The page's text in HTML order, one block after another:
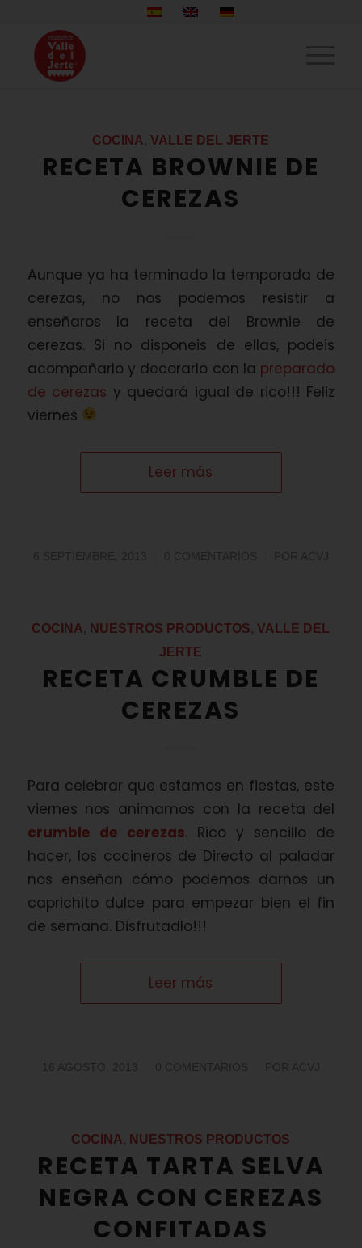
COCINA ,VALLE DEL JERTE
RECETA BROWNIE DE
CEREZAS
Aunque ya ha terminado la temporada de
cerezas, no nos podemos resistir a
enseñaros la receta del Brownie de
cerezas. Si no disponeis de ellas, podeis
acompañarlo y decorarlo con la preparado
de cerezas y quedará igual de rico!!! Feliz
viernes
Leer más
COCINA NUESTROS PRODUCTOS ,VALLE DEL
JERTE
RECETA CRUMBLE DE
CEREZAS
Para celebrar que estamos en fiestas, este
viernes nos animamos con la receta del
crumble de cerezas. Rico y sencillo de
hacer, los cocineros de Directo al paladar
nos enseñan cómo podemos darnos un
caprichito dulce para empezar bien el fin
de semana. Disfrutadlo!!!
Leer más
COCINA NUESTROS PRODUCTOS
RECETA TARTA SELVA
NEGRA CON CEREZAS
CONFITADAS